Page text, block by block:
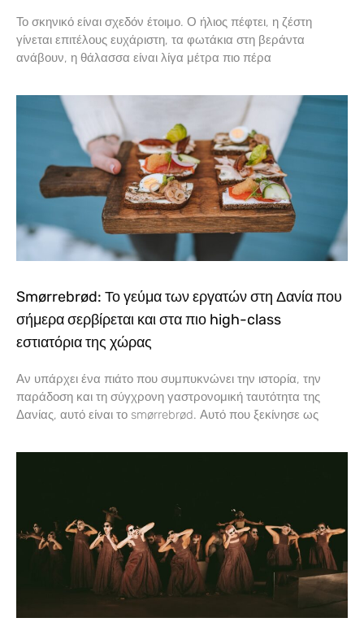
Το σκηνικό είναι σχεδόν έτοιμο. Ο ήλιος πέφτει, η ζέστη
γίνεται επιτέλους ευχάριστη, τα φωτάκια στη βεράντα
ανάβουν, η θάλασσα είναι λίγα μέτρα πιο πέρα
Smørrebrød: Το γεύμα των εργατών στη Δανία που
σήμερα σερβίρεται και στα πιο high-class
εστιατόρια της χώρας
Αν υπάρχει ένα πιάτο που συμπυκνώνει την ιστορία, την
παράδοση και τη σύγχρονη γαστρονομική ταυτότητα της
Δανίας, αυτό είναι το smørrebrød. Αυτό που ξεκίνησε ως